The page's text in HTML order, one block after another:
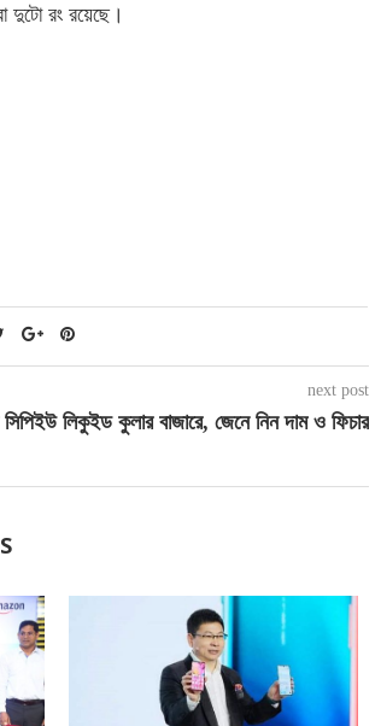
দুটো রং রয়েছে।
next post
লিকুইড কুলার বাজারে, জেনে নিন দাম ও ফিচার